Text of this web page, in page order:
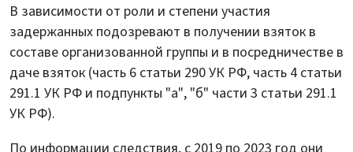
В зависимости от роли и степени участия
задержанных подозревают в получении взяток в
составе организованной группы и в посредничестве в
даче взяток (часть 6 статьи 290 УК РФ, часть 4 статьи
291.1 УК РФ и подпункты "а", "б" части 3 статьи 291.1
УК РФ).